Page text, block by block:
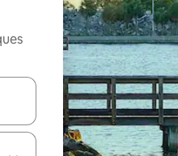
vers le haut et vers le bas